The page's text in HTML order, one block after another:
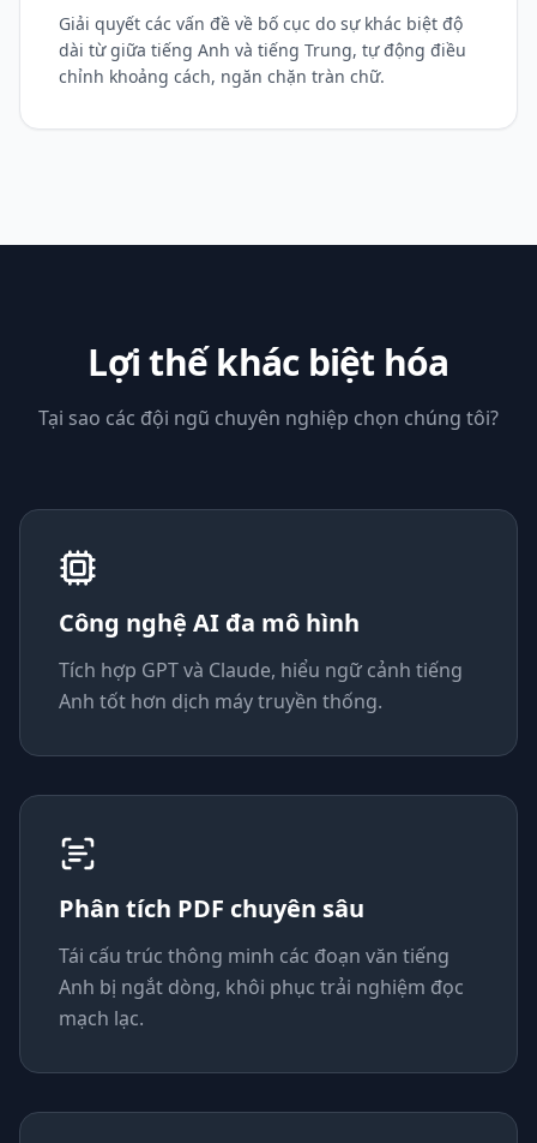
Giải quyết các vấn đề về bố cục do sự khác biệt độ
dài từ giữa tiếng Anh và tiếng Trung, tự động điều
chỉnh khoảng cách, ngăn chặn tràn chữ.
Lợi thế khác biệt hóa
Tại sao các đội ngũ chuyên nghiệp chọn chúng tôi?
Công nghệ AI đa mô hình
Tích hợp GPT và Claude, hiểu ngữ cảnh tiếng
Anh tốt hơn dịch máy truyền thống.
Phân tích PDF chuyên sâu
Tái cấu trúc thông minh các đoạn văn tiếng
Anh bị ngắt dòng, khôi phục trải nghiệm đọc
mạch lạc.